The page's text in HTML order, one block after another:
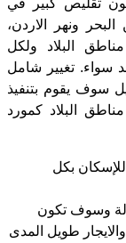
ونهر الاردن،
البلاد ولكل
سواء. تغيير شامل
سوف يقوم بتنفيذ
البلاد كمورد
للإسكان بكل
وسوف تكون
طويل المدى